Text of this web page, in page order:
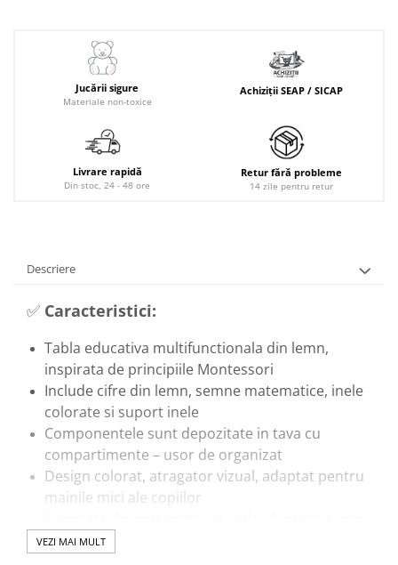
Jucării sigure
Materiale non-toxice
Achiziții SEAP / SICAP
Livrare rapidă
Din stoc, 24 - 48 ore
Retur fără probleme
14 zile pentru retur
Descriere
✅ Caracteristici:
Tabla educativa multifunctionala din lemn,
inspirata de principiile Montessori
Include cifre din lemn, semne matematice, inele
colorate si suport inele
Componentele sunt depozitate in tava cu
compartimente – usor de organizat
Design colorat, atragator vizual, adaptat pentru
mainile mici ale copiilor
toxice
VEZI MAI MULT